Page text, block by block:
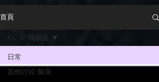
首頁
日常
其他讨论/脑洞
GGAD我假設